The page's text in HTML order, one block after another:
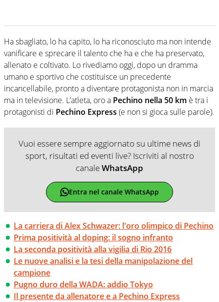
Ha sbagliato, lo ha capito, lo ha riconosciuto ma non intende
vanificare e sprecare il talento che ha e che ha preservato,
allenato e coltivato. Lo rivediamo oggi, dopo un dramma
umano e sportivo che costituisce un precedente
incancellabile, pronto a diventare protagonista non in marcia
ma in televisione. L’atleta, oro a Pechino nella 50 km è tra i
protagonisti di Pechino Express (e non si gioca sulle parole).
Vuoi essere sempre aggiornato su ultime news di
sport, risultati ed eventi live? Iscriviti al nostro
canaleWhatsApp
Entra nel canale WhatsApp
La carriera di Alex Schwazer: l'oro olimpico di Pechino
Prima positività al doping: il sogno infranto
La seconda positività alla vigilia di Rio 2016
Le nuove analisi e la tesi della manipolazione del
campione
Pugno duro della WADA: addio Tokyo
Il presente da allenatore e a Pechino Express